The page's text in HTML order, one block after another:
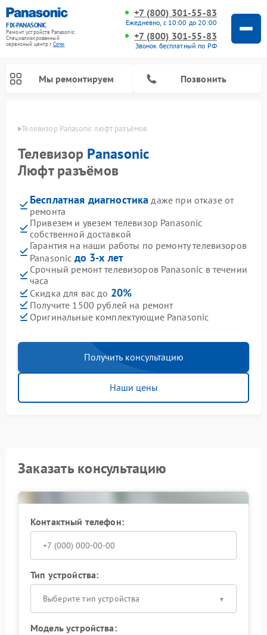
FIX-PANASONIC
Ремонт устройств Panasonic
Специализированный
cервисный центр г.Сочи
+7 (800) 301-55-83
Ежедневно, с 10:00 до 20:00
+7 (800) 301-55-83
Звонок бесплатный по РФ
Мы ремонтируем Позвонить
Сочи Телевизор Panasonic люфт разъёмов
Телевизор Panasonic
Люфт разъёмов
Бесплатная диагностика даже при отказе от
ремонта
Привезем и увезем телевизор Panasonic
собственной доставкой
Гарантия на наши работы по ремонту телевизоров
Panasonic до 3-х лет
Срочный ремонт телевизоров Panasonic в течении
часа
Скидка для вас до 20%
Получите 1500 рублей на ремонт
Оригинальные комплектующие Panasonic
Получить консультацию
Наши цены
Заказать консультацию
Контактный телефон:
Тип устройства:
Выберите тип устройства
Модель устройства: